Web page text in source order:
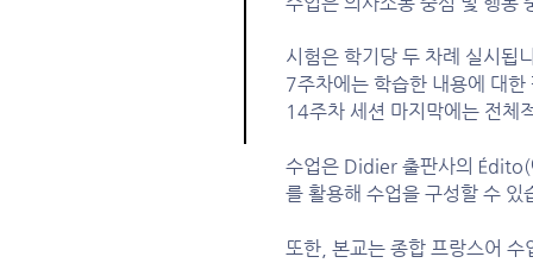
시험은 학기당 두 차례 실시됩
7주차에는 학습한 내용에 대
14주차 세션 마지막에는 전체
수업은 Didier 출판사의 Édito(
를 활용해 수업을 구성할 수
또한, 본교는 종합 프랑스어